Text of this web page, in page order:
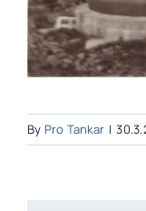
By Pro Tankar |